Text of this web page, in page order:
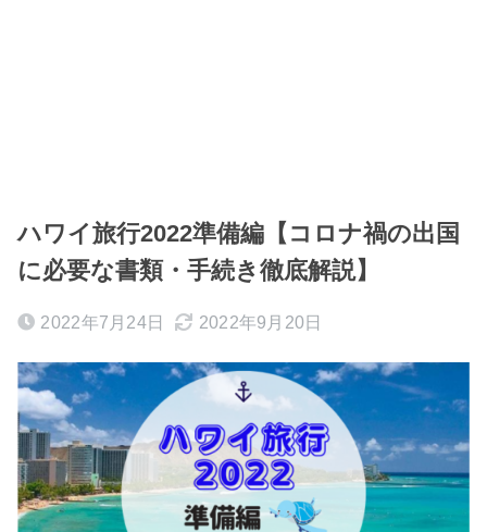
ハワイ旅行2022準備編【コロナ禍の出国
に必要な書類・手続き徹底解説】
2022年7月24日 2022年9月20日